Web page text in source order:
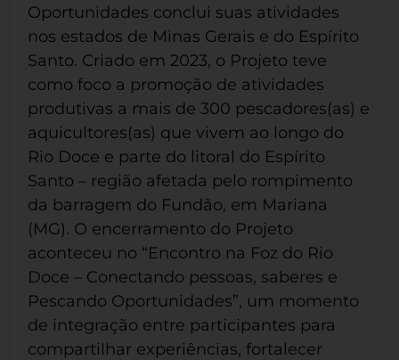
Oportunidades conclui suas atividades
nos estados de Minas Gerais e do Espírito
Santo. Criado em 2023, o Projeto teve
como foco a promoção de atividades
produtivas a mais de 300 pescadores(as) e
aquicultores(as) que vivem ao longo do
Rio Doce e parte do litoral do Espírito
Santo – região afetada pelo rompimento
da barragem do Fundão, em Mariana
(MG). O encerramento do Projeto
aconteceu no “Encontro na Foz do Rio
Doce – Conectando pessoas, saberes e
Pescando Oportunidades”, um momento
de integração entre participantes para
compartilhar experiências, fortalecer